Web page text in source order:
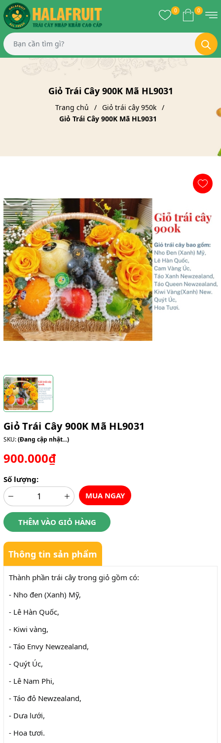
0 0
Giỏ Trái Cây 900K Mã HL9031
Trang chủ
Giỏ trái cây 950k
Giỏ Trái Cây 900K Mã HL9031
Giỏ Trái Cây 900K Mã HL9031
SKU:(Đang cập nhật...)
900.000₫
Số lượng:
MUA NGAY
THÊM VÀO GIỎ HÀNG
Thông tin sản phẩm
Thành phần trái cây trong giỏ gồm có:
- Nho đen (Xanh) Mỹ,
- Lê Hàn Quốc,
- Kiwi vàng,
- Táo Envy Newzealand,
- Quýt Úc,
- Lê Nam Phi,
- Táo đỏ Newzealand,
- Dưa lưới,
- Hoa tươi.